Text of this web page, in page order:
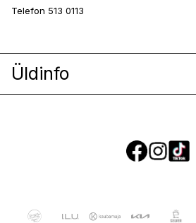
Telefon 513 0113
Üldinfo